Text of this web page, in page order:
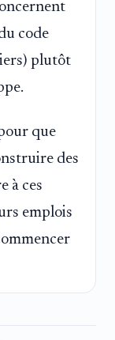
code
plutôt
que
des
à ces
emplois